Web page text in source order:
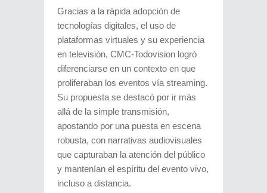
Gracias a la rápida adopción de
tecnologías digitales, el uso de
plataformas virtuales y su experiencia
en televisión, CMC-Todovision logró
diferenciarse en un contexto en que
proliferaban los eventos vía streaming.
Su propuesta se destacó por ir más
allá de la simple transmisión,
apostando por una puesta en escena
robusta, con narrativas audiovisuales
que capturaban la atención del público
y mantenían el espíritu del evento vivo,
incluso a distancia.